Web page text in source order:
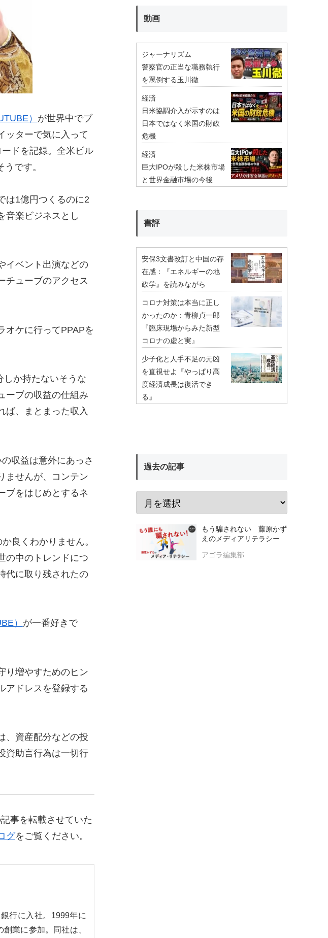
） が世界中でブ
ッターで気に入って
ドを記録。全米ビル
です。
は1億円つくるのに2
音楽ビジネスとし
イベント出演などの
チューブのアクセス
オケに行ってPPAPを
しか持たないそうな
ーブの収益の仕組み
ば、まとまった収入
収益は意外にあっさ
ませんが、コンテン
ブをはじめとするネ
良くわかりません。
の中のトレンドにつ
代に取り残されたの
） が一番好きで
り増やすためのヒン
アドレスを登録する
、資産配分などの投
資助言行為は一切行
事を転載させていた
グをご覧ください。
行に入社。1999年に
業に参加。同社は、
動画
ジャーナリズム
警察官の正当な職務執行
を罵倒する玉川徹
経済
日米協調介入が示すのは
日本ではなく米国の財政
危機
経済
巨大IPOが殺した米株市場
と世界金融市場の今後
書評
安保3文書改訂と中国の存
在感：『エネルギーの地
政学』を読みながら
コロナ対策は本当に正し
かったのか：青柳貞一郎
『臨床現場からみた新型
コロナの虚と実』
少子化と人手不足の元凶
を直視せよ『やっぱり高
度経済成長は復活でき
る』
過去の記事
もう騙されない 藤原かず
えのメディアリテラシー
アゴラ編集部